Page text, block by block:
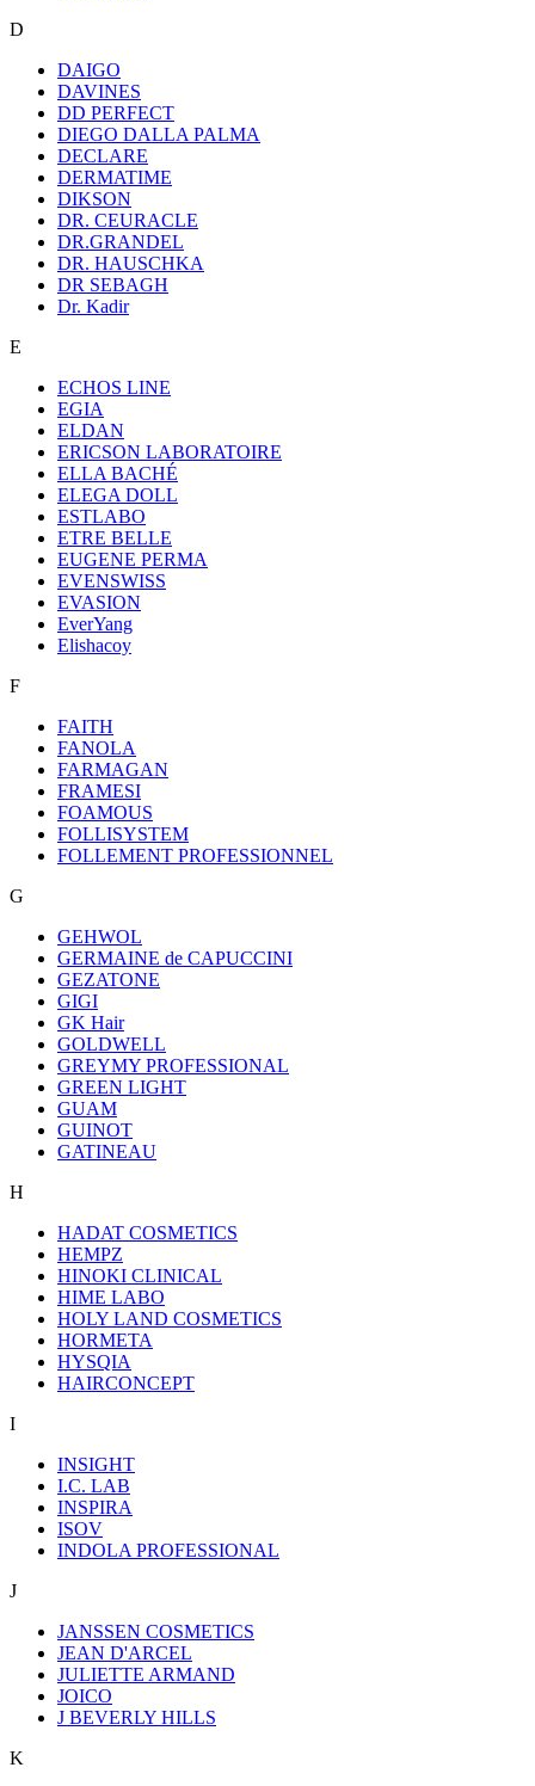
D
DAIGO
DAVINES
DD PERFECT
DIEGO DALLA PALMA
DECLARE
DERMATIME
DIKSON
DR. CEURACLE
DR.GRANDEL
DR. HAUSCHKA
DR SEBAGH
Dr. Kadir
E
ECHOS LINE
EGIA
ELDAN
ERICSON LABORATOIRE
ELLA BACHÉ
ELEGA DOLL
ESTLABO
ETRE BELLE
EUGENE PERMA
EVENSWISS
EVASION
EverYang
Elishacoy
F
FAITH
FANOLA
FARMAGAN
FRAMESI
FOAMOUS
FOLLISYSTEM
FOLLEMENT PROFESSIONNEL
G
GEHWOL
GERMAINE de CAPUCCINI
GEZATONE
GIGI
GK Hair
GOLDWELL
GREYMY PROFESSIONAL
GREEN LIGHT
GUAM
GUINOT
GATINEAU
H
HADAT COSMETICS
HEMPZ
HINOKI CLINICAL
HIME LABO
HOLY LAND COSMETICS
HORMETA
HYSQIA
HAIRCONCEPT
I
INSIGHT
I.C. LAB
INSPIRA
ISOV
INDOLA PROFESSIONAL
J
JANSSEN COSMETICS
JEAN D'ARCEL
JULIETTE ARMAND
JOICO
J BEVERLY HILLS
K